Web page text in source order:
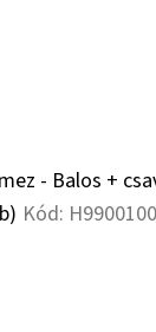
- Balos +
Kód: